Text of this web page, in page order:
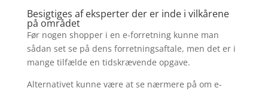
Besigtiges af eksperter der er inde i vilkårene
på området
Før nogen shopper i en e-forretning kunne man
sådan set se på dens forretningsaftale, men det er i
mange tilfælde en tidskrævende opgave.
Alternativet kunne være at se nærmere på om e-